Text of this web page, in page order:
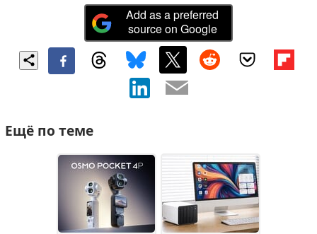
Add as a preferred
source on Google
Ещё по теме